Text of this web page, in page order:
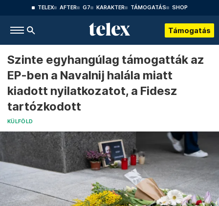
TELEX AFTER G7 KARAKTER TÁMOGATÁS SHOP
Támogatás
Szinte egyhangúlag támogatták az
EP-ben a Navalnij halála miatt
kiadott nyilatkozatot, a Fidesz
tartózkodott
KÜLFÖLD